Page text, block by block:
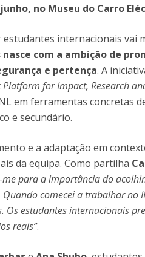
no Museu do Carro
estudantes internacionais vai
nasce com a ambição de
e pertença. A
for Impact, Research
em ferramentas concretas
e secundário.
e a adaptação em
da equipa. Como partilha
para a importância do
comecei a trabalhar no
Os estudantes internacionais
reais”.